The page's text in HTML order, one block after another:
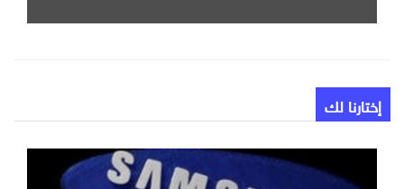
إختارنا لك